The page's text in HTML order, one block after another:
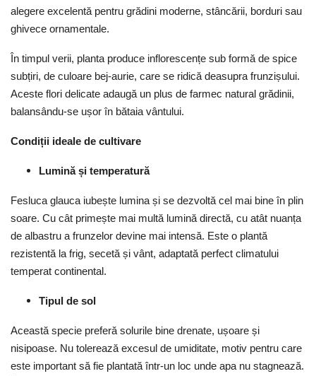
alegere excelentă pentru grădini moderne, stâncării, borduri sau
ghivece ornamentale.
În timpul verii, planta produce inflorescențe sub formă de spice
subțiri, de culoare bej-aurie, care se ridică deasupra frunzișului.
Aceste flori delicate adaugă un plus de farmec natural grădinii,
balansându-se ușor în bătaia vântului.
Condiții ideale de cultivare
Lumină și temperatură
Fesluca glauca iubește lumina și se dezvoltă cel mai bine în plin
soare. Cu cât primește mai multă lumină directă, cu atât nuanța
de albastru a frunzelor devine mai intensă. Este o plantă
rezistentă la frig, secetă și vânt, adaptată perfect climatului
temperat continental.
Tipul de sol
Această specie preferă solurile bine drenate, ușoare și
nisipoase. Nu tolerează excesul de umiditate, motiv pentru care
este important să fie plantată într-un loc unde apa nu stagnează.